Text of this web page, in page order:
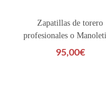
Zapatillas de torero
profesionales o
95,00€